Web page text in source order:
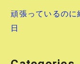
頑張っているのに
日